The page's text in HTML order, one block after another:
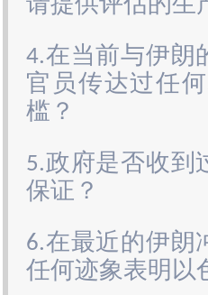
请提供评估的生
4.在当前与伊朗
官员传达过任
槛？
5.政府是否收到
保证？
6.在最近的伊朗
任何迹象表明以